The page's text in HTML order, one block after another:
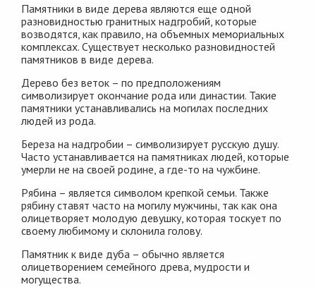
Памятники в виде дерева являются еще одной
разновидностью гранитных надгробий, которые
возводятся, как правило, на объемных мемориальных
комплексах. Существует несколько разновидностей
памятников в виде дерева.
Дерево без веток – по предположениям
символизирует окончание рода или династии. Такие
памятники устанавливались на могилах последних
людей из рода.
Береза на надгробии – символизирует русскую душу.
Часто устанавливается на памятниках людей, которые
умерли не на своей родине, а где-то на чужбине.
Рябина – является символом крепкой семьи. Также
рябину ставят часто на могилу мужчины, так как она
олицетворяет молодую девушку, которая тоскует по
своему любимому и склонила голову.
Памятник к виде дуба – обычно является
олицетворением семейного древа, мудрости и
могущества.